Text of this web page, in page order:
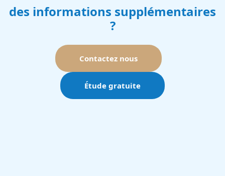
des informations supplémentaires
?
Contactez nous
Étude gratuite